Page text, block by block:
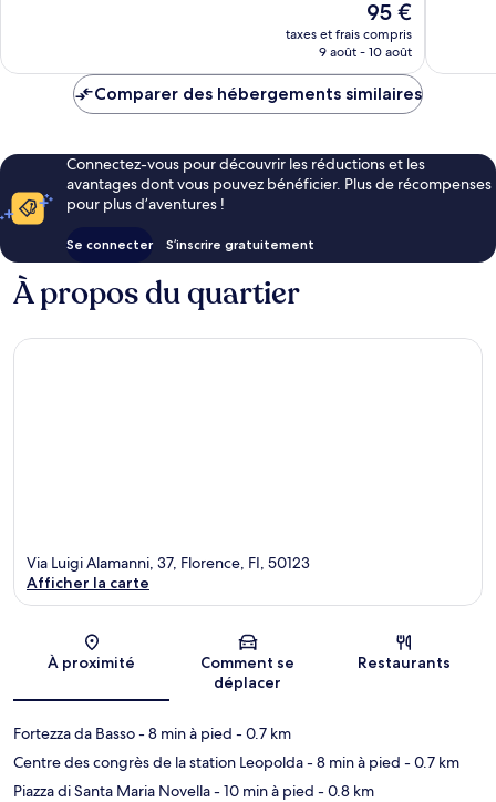
Le
nouveau
prix
de
95 €
taxes et frais compris
9 août - 10 août
Comparer des hébergements similaires
Connectez-vous pour découvrir les réductions et les
avantages dont vous pouvez bénéficier. Plus de récompenses
pour plus d’aventures !
Se connecter S’inscrire gratuitement
À propos du quartier
Carte
Via Luigi Alamanni, 37, Florence, FI, 50123
Afficher la carte
À proximité
Comment se
déplacer
Restaurants
Fortezza da Basso- 8 min à pied - 0.7 km
Centre des congrès de la station Leopolda- 8 min à pied - 0.7 km
Piazza di Santa Maria Novella- 10 min à pied - 0.8 km